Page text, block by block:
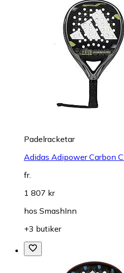
Padelracketar
Adidas Adipower Carbon
fr.
1 807 kr
hos SmashInn
+3 butiker